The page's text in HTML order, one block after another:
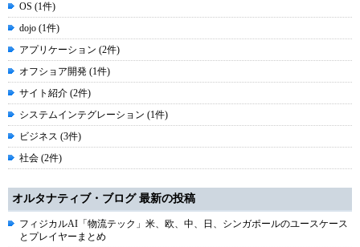
OS (1件)
dojo (1件)
アプリケーション (2件)
オフショア開発 (1件)
サイト紹介 (2件)
システムインテグレーション (1件)
ビジネス (3件)
社会 (2件)
オルタナティブ・ブログ 最新の投稿
フィジカルAI「物流テック」米、欧、中、日、シンガポールのユースケース
とプレイヤーまとめ